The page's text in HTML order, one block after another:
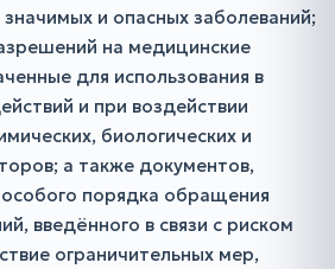
и опасных заболеваний;
на медицинские
для использования в
и при воздействии
биологических и
а также документов,
порядка обращения
введённого в связи с риском
ограничительных мер,